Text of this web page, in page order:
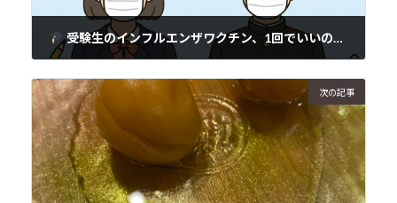
受験生のインフルエンザワクチン、1回でいいの？2回したほうがいいの？
次の記事